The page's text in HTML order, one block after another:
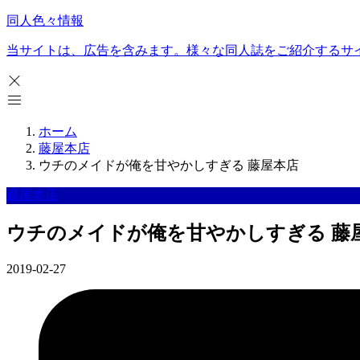
同人色々情報
当サイトは、広告を含みます。様々な同人誌をご紹介するサ
ホーム
藤屋本店
ウチのメイドが俺を甘やかしすぎる 藤屋本店
藤屋本店
ウチのメイドが俺を甘やかしすぎる 藤
2019-02-27